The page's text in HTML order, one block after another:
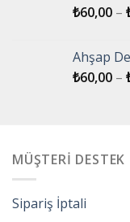
₺60,00 –
Ahşap
₺60,00 –
MÜŞTERİ DESTEK
Sipariş İptali